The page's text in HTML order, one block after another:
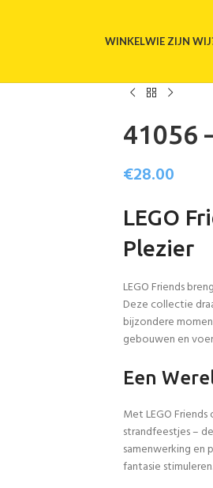
WINKELWIE ZIJN
41056
€28.00
LEGO
Plezier
LEGO Friends
Deze collectie
bijzondere
gebouwen en
Een
Met LEGO
strandfeestjes –
samenwerking en
fantasie stimuleren.